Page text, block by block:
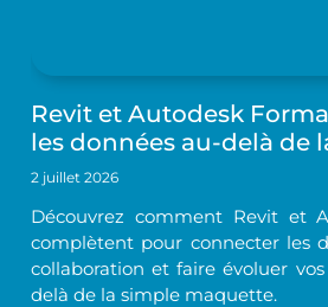
Revit et Autodesk
les données au-delà de
2 juillet 2026
Découvrez comment Revit et
complètent pour connecter les
collaboration et faire évoluer
delà de la simple maquette.